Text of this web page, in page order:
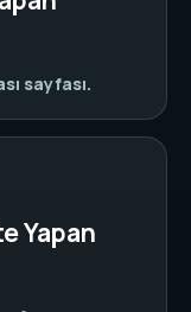
sayfası.
Yapan